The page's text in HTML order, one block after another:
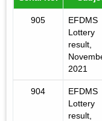
905
EFDMS
Lottery
result,
2021
904
EFDMS
Lottery
result,